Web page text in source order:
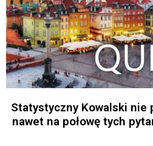
Statystyczny Kowalski
nawet na połowę tych